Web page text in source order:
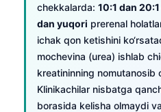
chekkalarda: 10:1 dan
dan yuqori prerenal
ichak qon ketishini
mochevina (urea) ishlab
kreatininning nomutanosib
Klinikachilar nisbatga
borasida kelisha olmaydi
Basa Jawa
Cebuano
ئۇيغۇرچە
Кыргызча
Татар теле